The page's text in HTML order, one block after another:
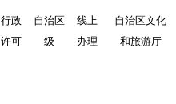
行政
许可
自治区
级
线上
办理
自治区文化
和旅游厅